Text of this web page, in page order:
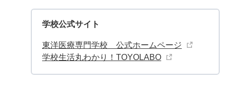
学校公式サイト
東洋医療専門学校 公式ホームページ
学校生活丸わかり！TOYOLABO